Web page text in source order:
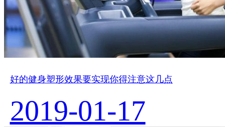
好的健身塑形效果要实现你得注意这几点
2019-01-17